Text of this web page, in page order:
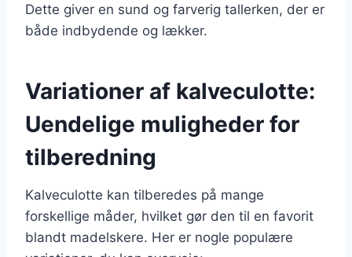
Dette giver en sund og farverig tallerken, der er
både indbydende og lækker.
Variationer af kalveculotte:
Uendelige muligheder for
tilberedning
Kalveculotte kan tilberedes på mange
forskellige måder, hvilket gør den til en favorit
blandt madelskere. Her er nogle populære